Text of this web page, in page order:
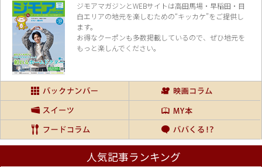
ジモアマガジンとWEBサイトは高田馬場・早稲田・目
白エリアの地元を楽しむための“キッカケ”をご提供し
ます。
お得なクーポンも多数掲載しているので、 ぜひ地元を
もっと楽しんでください。
人気記事ランキング